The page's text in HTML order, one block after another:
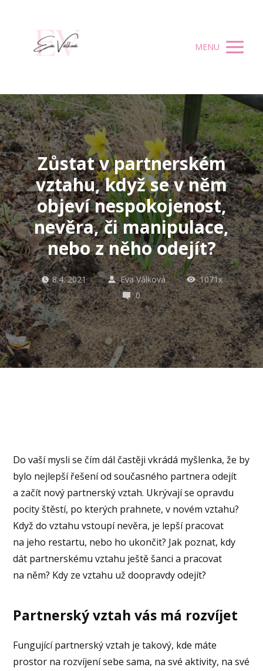
MENU
Zůstat v partnerském
vztahu, když se v něm
objeví nespokojenost,
nevěra, či manipulace,
nebo z něho odejít?
8.4. 2021 Eva Válková
1071x
0
Do vaší mysli se čím dál častěji vkrádá myšlenka, že by
bylo nejlepší řešení od současného partnera odejít
a začít nový partnerský vztah. Ukrývají se opravdu
pocity štěstí, po kterých prahnete, v novém vztahu?
Když do vztahu vstoupí nevěra, je lepší pracovat
na jeho restartu, nebo ho ukončit? Jak poznat, kdy
dát partnerskému vztahu ještě šanci a pracovat
na něm? Kdy ze vztahu už doopravdy odejít?
Partnerský vztah vás má rozvíjet
Fungující partnerský vztah je takový, kde máte
prostor na rozvíjení sebe sama, na své aktivity, na své